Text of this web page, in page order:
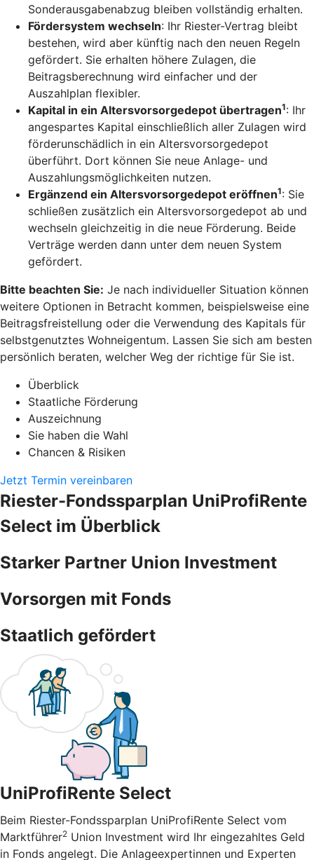
Sonderausgabenabzug bleiben vollständig erhalten.
Fördersystem wechseln: Ihr Riester-Vertrag bleibt
bestehen, wird aber künftig nach den neuen Regeln
gefördert. Sie erhalten höhere Zulagen, die
Beitragsberechnung wird einfacher und der
Auszahlplan flexibler.
Kapital in ein Altersvorsorgedepot übertragen1: Ihr
angespartes Kapital einschließlich aller Zulagen wird
förderunschädlich in ein Altersvorsorgedepot
überführt. Dort können Sie neue Anlage- und
Auszahlungsmöglichkeiten nutzen.
Ergänzend ein Altersvorsorgedepot eröffnen1: Sie
schließen zusätzlich ein Altersvorsorgedepot ab und
wechseln gleichzeitig in die neue Förderung. Beide
Verträge werden dann unter dem neuen System
gefördert.
Bitte beachten Sie: Je nach individueller Situation können
weitere Optionen in Betracht kommen, beispielsweise eine
Beitragsfreistellung oder die Verwendung des Kapitals für
selbstgenutztes Wohneigentum. Lassen Sie sich am besten
persönlich beraten, welcher Weg der richtige für Sie ist.
Überblick
Staatliche Förderung
Auszeichnung
Sie haben die Wahl
Chancen & Risiken
Jetzt Termin vereinbaren
Riester-Fondssparplan UniProfiRente
Select im Überblick
Starker Partner Union Investment
Vorsorgen mit Fonds
Staatlich gefördert
UniProfiRente Select
Beim Riester-Fondssparplan UniProfiRente Select vom
Marktführer2 Union Investment wird Ihr eingezahltes Geld
in Fonds angelegt. Die Anlageexpertinnen und Experten